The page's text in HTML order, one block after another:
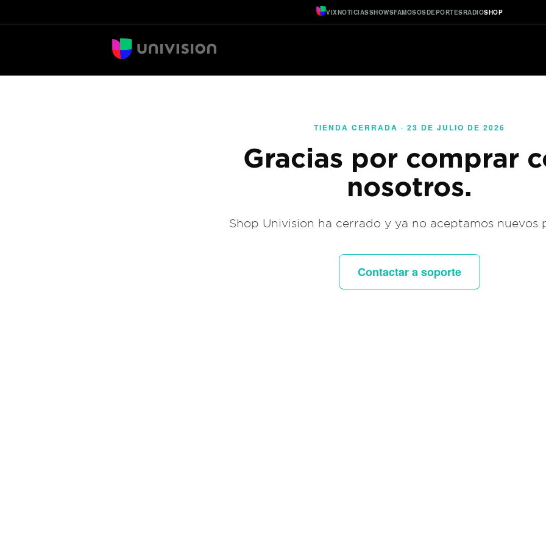
VIXNOTICIASSHOWSFAMOSOSDEPORTESRADIOSHOP
TIENDA CERRADA · 23 DE JULIO DE 2026
Gracias por comprar
nosotros.
Shop Univision ha cerrado y ya no aceptamos nuevos
Contactar a soporte